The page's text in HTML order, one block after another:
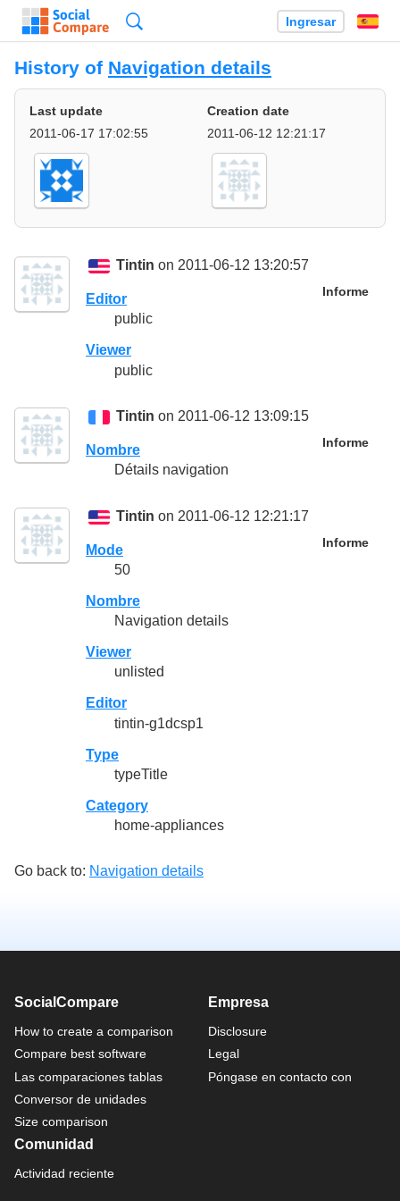
Ingresar
History of Navigation details
Last update
2011-06-17 17:02:55
Creation date
2011-06-12 12:21:17
Tintin on 2011-06-12 13:20:57
Informe
Editor
public
Viewer
public
Tintin on 2011-06-12 13:09:15
Informe
Nombre
Détails navigation
Tintin on 2011-06-12 12:21:17
Informe
Mode
50
Nombre
Navigation details
Viewer
unlisted
Editor
tintin-g1dcsp1
Type
typeTitle
Category
home-appliances
Go back to: Navigation details
SocialCompare
How to create a comparison
Compare best software
Las comparaciones tablas
Conversor de unidades
Size comparison
Empresa
Disclosure
Legal
Póngase en contacto con
Comunidad
Actividad reciente